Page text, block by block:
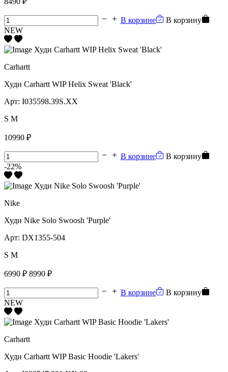
В корзине
В корзину
NEW
Carhartt
Худи Carhartt WIP Helix Sweat 'Black'
Арт: I035598.39S.XX
S M
10990 ₽
В корзине
В корзину
-22%
Nike
Худи Nike Solo Swoosh 'Purple'
Арт: DX1355-504
S M
6990 ₽ 8990 ₽
В корзине
В корзину
NEW
Carhartt
Худи Carhartt WIP Basic Hoodie 'Lakers'